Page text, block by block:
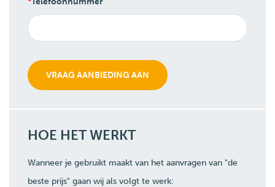
HOE HET WERKT
Wanneer je gebruikt maakt van het aanvragen van "de
beste prijs" gaan wij als volgt te werk: